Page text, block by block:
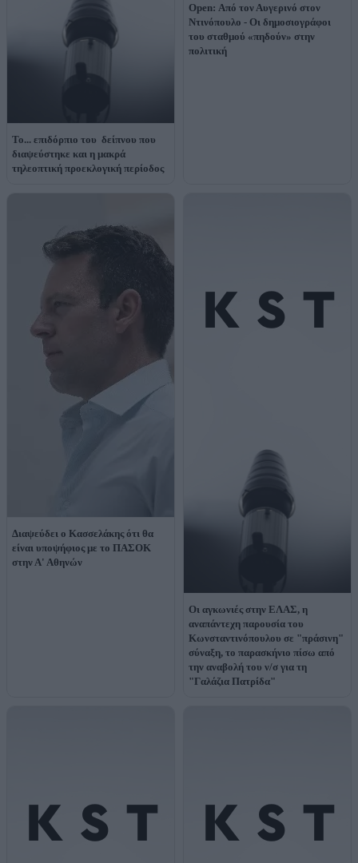
Το... επιδόρπιο του δείπνου που
διαψεύστηκε και η μακρά
τηλεοπτική προεκλογική περίοδος
Open: Από τον Αυγερινό στον
Ντινόπουλο - Οι δημοσιογράφοι
του σταθμού «πηδούν» στην
πολιτική
Διαψεύδει ο Κασσελάκης ότι θα
είναι υποψήφιος με το ΠΑΣΟΚ
στην Α' Αθηνών
Οι αγκωνιές στην ΕΛΑΣ, η
αναπάντεχη παρουσία του
Κωνσταντινόπουλου σε "πράσινη"
σύναξη, το παρασκήνιο πίσω από
την αναβολή του ν/σ για τη
"Γαλάζια Πατρίδα"